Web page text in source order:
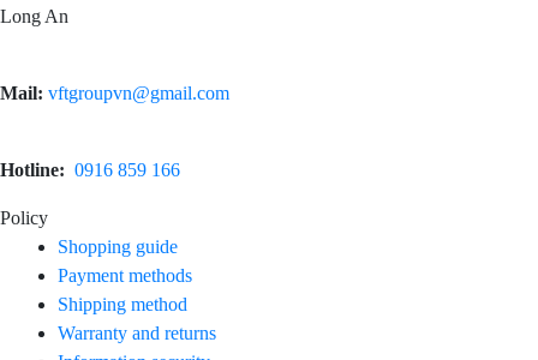
Long An
Mail: vftgroupvn@gmail.com
Hotline: 0916 859 166
Policy
Shopping guide
Payment methods
Shipping method
Warranty and returns